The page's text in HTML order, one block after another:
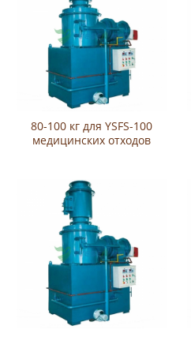
80-100 кг для YSFS-100
медицинских отходов